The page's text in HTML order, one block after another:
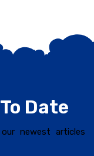
Date
newest articles